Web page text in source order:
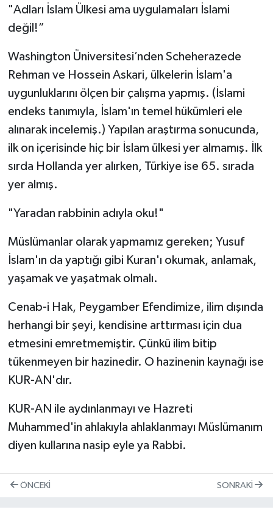
"Adları İslam Ülkesi ama uygulamaları İslami
değil!”
Washington Üniversitesi’nden Scheherazede
Rehman ve Hossein Askari, ülkelerin İslam'a
uygunluklarını ölçen bir çalışma yapmış. (İslami
endeks tanımıyla, İslam'ın temel hükümleri ele
alınarak incelemiş.) Yapılan araştırma sonucunda,
ilk on içerisinde hiç bir İslam ülkesi yer almamış. İlk
sırda Hollanda yer alırken, Türkiye ise 65. sırada
yer almış.
"Yaradan rabbinin adıyla oku!"
Müslümanlar olarak yapmamız gereken; Yusuf
İslam'ın da yaptığı gibi Kuran'ı okumak, anlamak,
yaşamak ve yaşatmak olmalı.
Cenab-i Hak, Peygamber Efendimize, ilim dışında
herhangi bir şeyi, kendisine arttırması için dua
etmesini emretmemiştir. Çünkü ilim bitip
tükenmeyen bir hazinedir. O hazinenin kaynağı ise
KUR-AN'dır.
KUR-AN ile aydınlanmayı ve Hazreti
Muhammed'in ahlakıyla ahlaklanmayı Müslümanım
diyen kullarına nasip eyle ya Rabbi.
ÖNCEKI SONRAKI